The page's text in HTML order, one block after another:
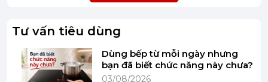
Tư vấn tiêu dùng
Dùng bếp từ mỗi ngày nhưng
bạn đã biết chức năng này chưa?
03/08/2026